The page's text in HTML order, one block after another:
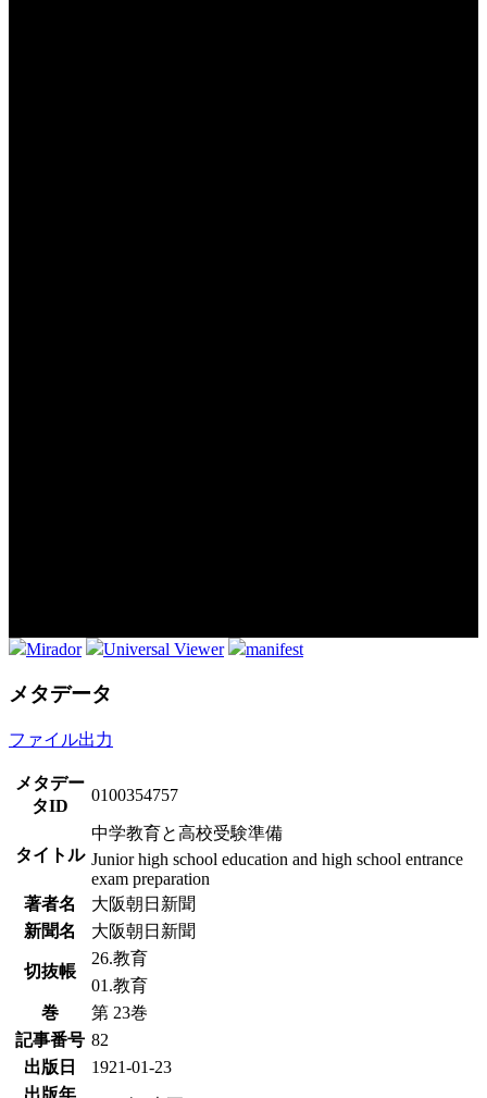
Mirador Universal Viewer manifest
メタデータ
ファイル出力
メタデー
タID
0100354757
タイトル
中学教育と高校受験準備
Junior high school education and high school entrance
exam preparation
著者名
大阪朝日新聞
新聞名
大阪朝日新聞
切抜帳
26.教育
01.教育
巻
第 23巻
記事番号 82
出版日
1921-01-23
出版年